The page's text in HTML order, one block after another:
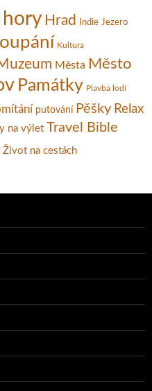
hory Hrad Indie Jezero
Kultura
Města Město
Památky Plavba lodí
putování Pěšky Relax
na výlet Travel Bible
Život na cestách